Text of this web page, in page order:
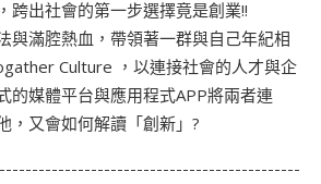
跨出社會的第一步選擇竟是創業!!
與滿腔熱血，帶領著一群與自己年紀相
Culture ，以連接社會的人才與企
的媒體平台與應用程式APP將兩者連
，又會如何解讀「創新」?